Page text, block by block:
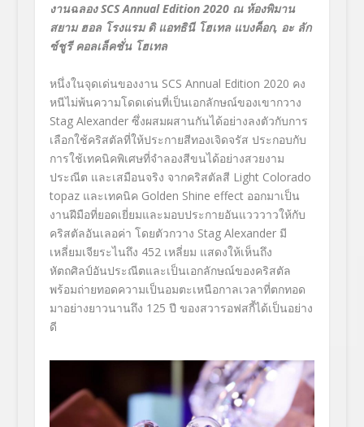
งานฉลองSCS Annual Edition 2020ณ ห้องพิมาน
สยาม ฮอล โรงแรม ดิ แอทธินี โฮเทล แบงค็อก, อะ ลัก
ซ์ชูรี คอลเล็คชั่น โฮเทล
หนึ่งในจุดเด่นของงาน SCS Annual Edition 2020 คง
หนีไม่พ้นความโดดเด่นที่เป็นเอกลักษณ์ของเขากวาง
Stag Alexander ซึ่งผสมผสานกันได้อย่างลงตัวกับการ
เลือกใช้คริสตัลที่ให้ประกายสีทองเจิดจรัส ประกอบกับ
การใช้เทคนิคพิเศษที่จำลองสีขนได้อย่างสวยงาม
ประณีต และเสมือนจริง จากคริสตัลสี Light Colorado
topaz และเทคนิค Golden Shine effect ออกมาเป็น
งานฝีมือที่ยอดเยี่ยมและมอบประกายอันแวววาวให้กับ
คริสตัลอันเลอค่า โดยตัวกวาง Stag Alexander มี
เหลี่ยมเจียระไนถึง 452 เหลี่ยม แสดงให้เห็นถึง
หัตถศิลป์อันประณีตและเป็นเอกลักษณ์ของคริสตัล
พร้อมถ่ายทอดความเป็นอมตะเหนือกาลเวลาที่ตกทอด
มาอย่างยาวนานถึง 125 ปี ของสวารอฟสกี้ได้เป็นอย่าง
ดี